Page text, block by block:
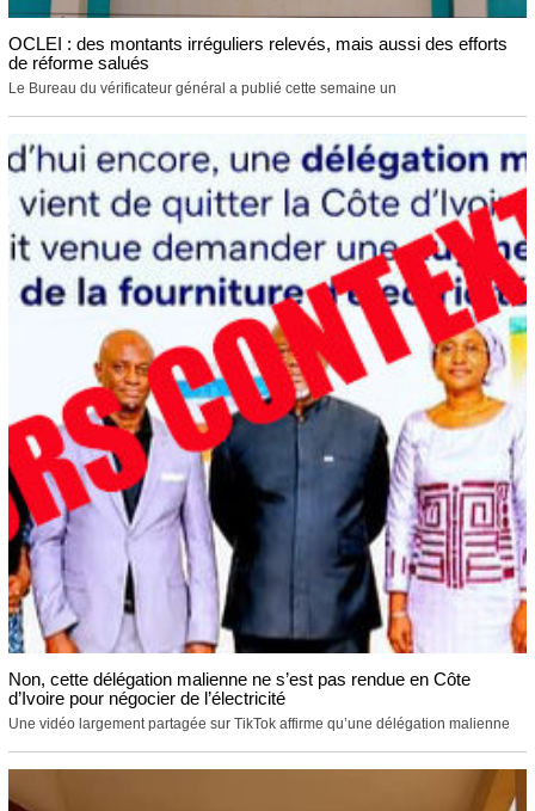
OCLEI : des montants irréguliers relevés, mais aussi des efforts
de réforme salués
Le Bureau du vérificateur général a publié cette semaine un
Non, cette délégation malienne ne s’est pas rendue en Côte
d’Ivoire pour négocier de l’électricité
Une vidéo largement partagée sur TikTok affirme qu’une délégation malienne